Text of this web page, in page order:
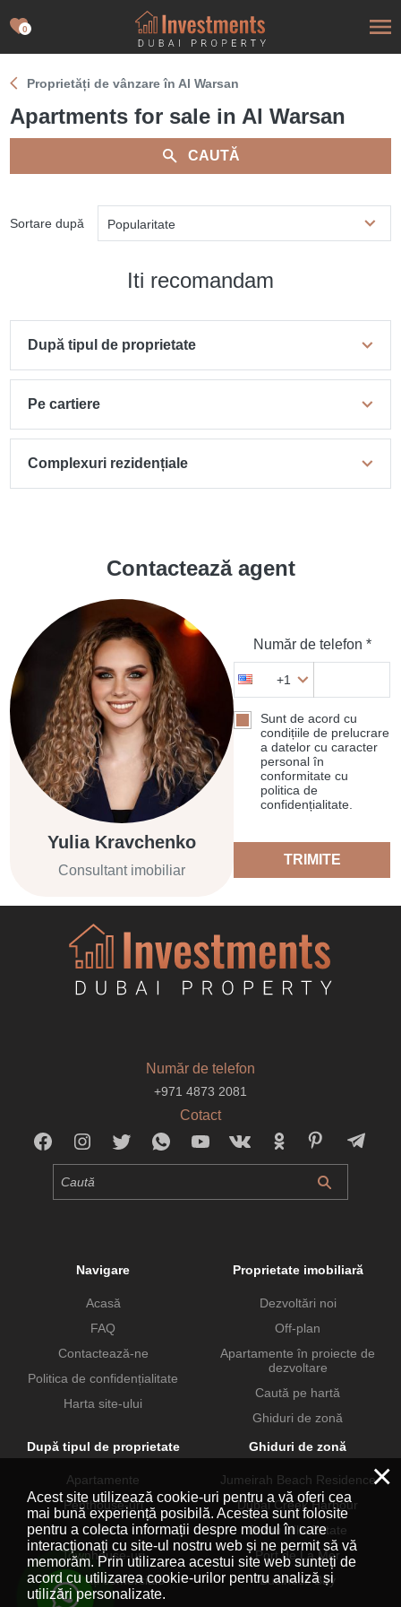
0
Proprietăți de vânzare în Al Warsan
Apartments for sale in Al Warsan
CAUTĂ
Sortare după Popularitate
Iti recomandam
După tipul de proprietate
Pe cartiere
Complexuri rezidențiale
Contactează agent
Yulia Kravchenko
Consultant imobiliar
Număr de telefon *
+1
Sunt de acord cu
condițiile de prelucrare
a datelor cu caracter
personal în
conformitate cu
politica de
confidențialitate.
TRIMITE
Număr de telefon
+971 4873 2081
Cotact
Navigare
Acasă
FAQ
Contactează-ne
Politica de confidențialitate
Harta site-ului
Proprietate imobiliară
Dezvoltări noi
Off-plan
Apartamente în proiecte de
dezvoltare
Caută pe hartă
Ghiduri de zonă
După tipul de proprietate
Apartamente
Penthouse-uri
Vile
Townhouse-uri
Proprietăți comerciale
Ghiduri de zonă
Jumeirah Beach Residence
Dubai Creek Harbour
Dubai Hills Estate
Port de La Mer
Business Bay
×
Acest site utilizează cookie-uri pentru a vă oferi cea
mai bună experiență posibilă. Acestea sunt folosite
pentru a colecta informații despre modul în care
interacționați cu site-ul nostru web și ne permit să vă
memorăm. Prin utilizarea acestui site web sunteți de
acord cu utilizarea cookie-urilor pentru analiză și
utilizări personalizate.